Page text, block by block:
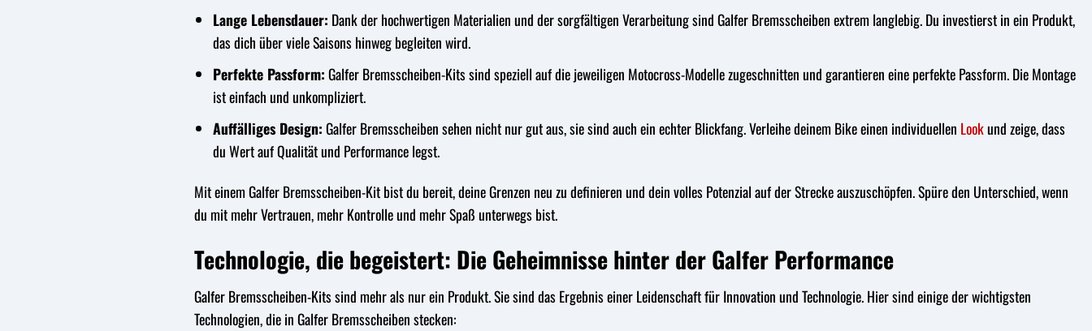
Lange Lebensdauer: Dank der hochwertigen Materialien und der sorgfältigen Verarbeitung sind Galfer Bremsscheiben extrem langlebig. Du investierst in ein Produkt,
das dich über viele Saisons hinweg begleiten wird.
Perfekte Passform:Galfer Bremsscheiben-Kits sind speziell auf die jeweiligen Motocross-Modelle zugeschnitten und garantieren eine perfekte Passform. Die Montage
ist einfach und unkompliziert.
Auffälliges Design:Galfer Bremsscheiben sehen nicht nur gut aus, sie sind auch ein echter Blickfang. Verleihe deinem Bike einen individuellen Lookund zeige, dass
du Wert auf Qualität und Performance legst.
Mit einem Galfer Bremsscheiben-Kit bist du bereit, deine Grenzen neu zu definieren und dein volles Potenzial auf der Strecke auszuschöpfen. Spüre den Unterschied, wenn
du mit mehr Vertrauen, mehr Kontrolle und mehr Spaß unterwegs bist.
Technologie, die begeistert: Die Geheimnisse hinter der Galfer Performance
Galfer Bremsscheiben-Kits sind mehr als nur ein Produkt. Sie sind das Ergebnis einer Leidenschaft für Innovation und Technologie. Hier sind einige der wichtigsten
Technologien, die in Galfer Bremsscheiben stecken: